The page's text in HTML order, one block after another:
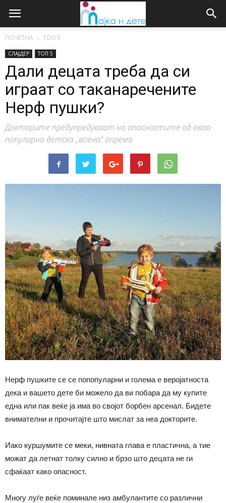
ПОЧЕТНА ТОП 5
СЛАЈДЕР ТОП 5
Дали децата треба да си
играат со таканаречените
Нерф пушки?
Докторите предупредуваат на опасностите од оваа
популарна детска „воена“ опрема
Нерф пушките се се попопуларни и голема е веројатноста
дека и вашето дете би можело да ви побара да му купите
една или пак веќе ја има во својот борбен арсенал. Бидете
внимателни и прочитајте што мислат за неа докторите.
Иако куршумите се меки, нивната глава е пластична, а тие
можат да летнат толку силно и брзо што децата не ги
сфаќаат како опасност.
Многу луѓе веќе поминале низ амбулантите со различни